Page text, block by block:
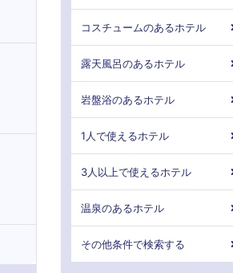
コスチュームのあるホテル
露天風呂のあるホテル
岩盤浴のあるホテル
1人で使えるホテル
3人以上で使えるホテル
温泉のあるホテル
その他条件で検索する